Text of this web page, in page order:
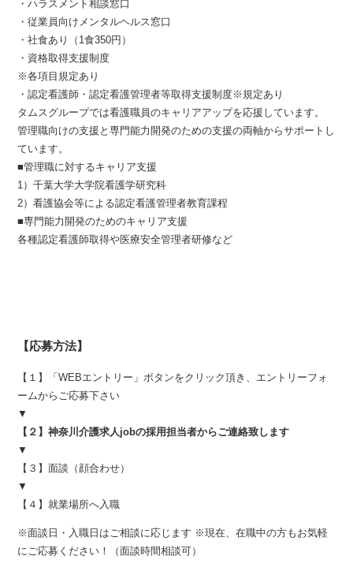
・ハラスメント相談窓口
・従業員向けメンタルヘルス窓口
・社食あり（1食350円）
・資格取得支援制度
※各項目規定あり
・認定看護師・認定看護管理者等取得支援制度※規定あり
タムスグループでは看護職員のキャリアアップを応援しています。
管理職向けの支援と専門能力開発のための支援の両軸からサポートし
ています。
■管理職に対するキャリア支援
1）千葉大学大学院看護学研究科
2）看護協会等による認定看護管理者教育課程
■専門能力開発のためのキャリア支援
各種認定看護師取得や医療安全管理者研修など
【応募方法】
【１】「WEBエントリー」ボタンをクリック頂き、エントリーフォ
ームからご応募下さい
▼
【２】神奈川介護求人jobの採用担当者からご連絡致します
▼
【３】面談（顔合わせ）
▼
【４】就業場所へ入職
※面談日・入職日はご相談に応じます ※現在、在職中の方もお気軽
にご応募ください！（面談時間相談可）